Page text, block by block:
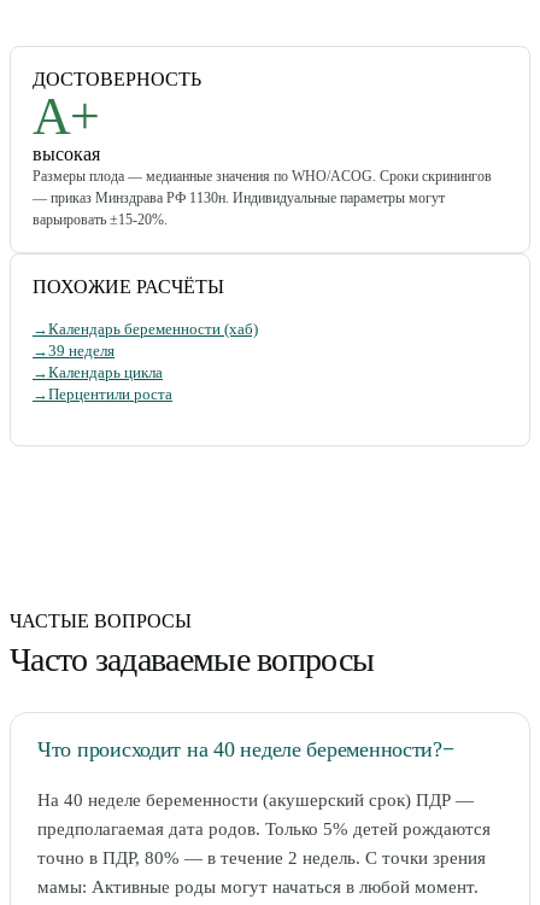
ДОСТОВЕРНОСТЬ
A+
высокая
Размеры плода — медианные значения по WHO/ACOG. Сроки скринингов
— приказ Минздрава РФ 1130н. Индивидуальные параметры могут
варьировать ±15-20%.
ПОХОЖИЕ РАСЧЁТЫ
→Календарь беременности (хаб)
→39 неделя
→Календарь цикла
→Перцентили роста
ЧАСТЫЕ ВОПРОСЫ
Часто задаваемые вопросы
Что происходит на 40 неделе беременности?−
На 40 неделе беременности (акушерский срок) ПДР —
предполагаемая дата родов. Только 5% детей рождаются
точно в ПДР, 80% — в течение 2 недель. С точки зрения
мамы: Активные роды могут начаться в любой момент.